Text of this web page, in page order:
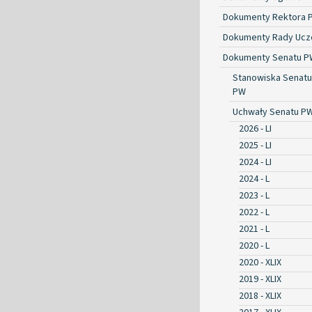
Dokumenty Rektora
Dokumenty Rady
Dokumenty Senatu
Stanowiska Senatu
PW
Uchwały Senatu
2026 - LI
2025 - LI
2024 - LI
2024 - L
2023 - L
2022 - L
2021 - L
2020 - L
2020 - XLIX
2019 - XLIX
2018 - XLIX